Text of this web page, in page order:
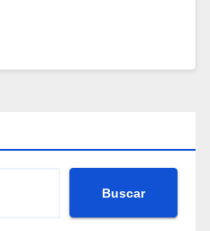
Buscar